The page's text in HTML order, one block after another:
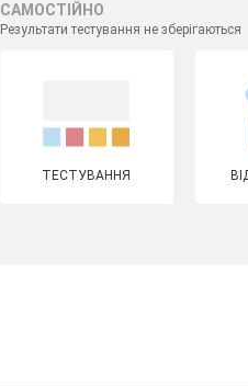
САМОСТІЙНО
Результати тестування не зберігаються
ТЕСТУВАННЯ